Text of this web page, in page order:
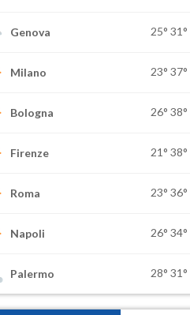
Genova 25° 31°
Milano 23° 37°
Bologna 26° 38°
Firenze 21° 38°
Roma 23° 36°
Napoli 26° 34°
Palermo 28° 31°